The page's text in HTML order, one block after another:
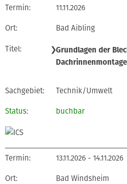
11.11.2026
Bad Aibling
❯Grundlagen der
Dachrinnenmontage
Technik/Umwelt
buchbar
13.11.2026 - 14.11.2026
Bad Windsheim